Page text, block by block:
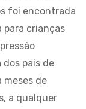
foi encontrada
para crianças
pais de
meses de
a qualquer